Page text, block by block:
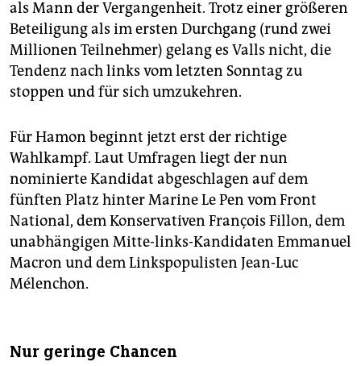
als Mann der Vergangenheit. Trotz einer größeren
Beteiligung als im ersten Durchgang (rund zwei
Millionen Teilnehmer) gelang es Valls nicht, die
Tendenz nach links vom letzten Sonntag zu
stoppen und für sich umzukehren.
Für Hamon beginnt jetzt erst der richtige
Wahlkampf. Laut Umfragen liegt der nun
nominierte Kandidat abgeschlagen auf dem
fünften Platz hinter Marine Le Pen vom Front
National, dem Konservativen François Fillon, dem
unabhängigen Mitte-links-Kandidaten Emmanuel
Macron und dem Linkspopulisten Jean-Luc
Mélenchon.
Nur geringe Chancen